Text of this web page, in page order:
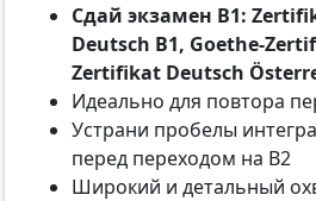
Сдай экзамен B1:
Deutsch B1, Goethe-
Zertifikat Deutsch
Идеально для повтора
Устрани пробелы
перед переходом на B2
Широкий и детальный